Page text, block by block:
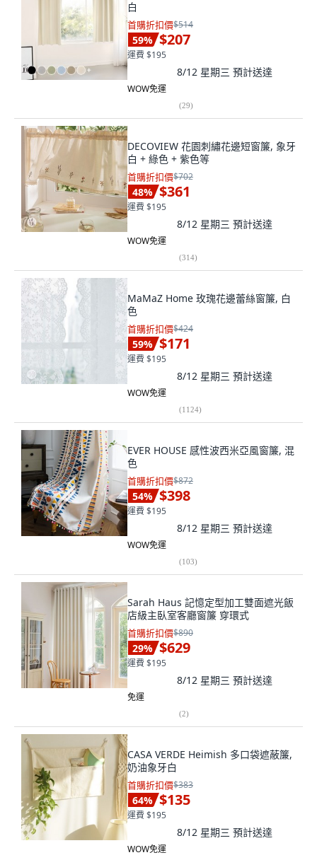
白
首購折扣價$514
59% $207
運費 $195
8/12 星期三 預計送達
WOW免運
(29)
DECOVIEW 花園刺繡花邊短窗簾, 象牙
白 + 綠色 + 紫色等
首購折扣價$702
48% $361
運費 $195
8/12 星期三 預計送達
WOW免運
(314)
MaMaZ Home 玫瑰花邊蕾絲窗簾, 白
色
首購折扣價$424
59% $171
運費 $195
8/12 星期三 預計送達
WOW免運
(1124)
EVER HOUSE 感性波西米亞風窗簾, 混
色
首購折扣價$872
54% $398
運費 $195
8/12 星期三 預計送達
WOW免運
(103)
Sarah Haus 記憶定型加工雙面遮光飯
店級主臥室客廳窗簾 穿環式
首購折扣價$890
29% $629
運費 $195
8/12 星期三 預計送達
免運
(2)
CASA VERDE Heimish 多口袋遮蔽簾,
奶油象牙白
首購折扣價$383
64% $135
運費 $195
8/12 星期三 預計送達
WOW免運